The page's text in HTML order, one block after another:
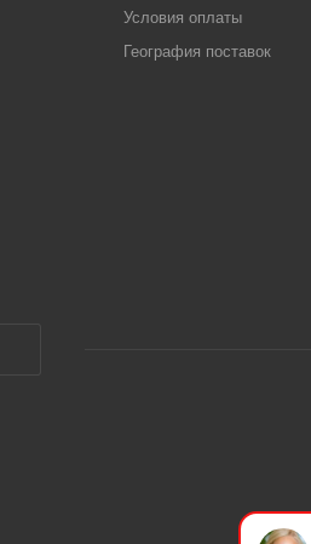
Условия оплаты
География поставок